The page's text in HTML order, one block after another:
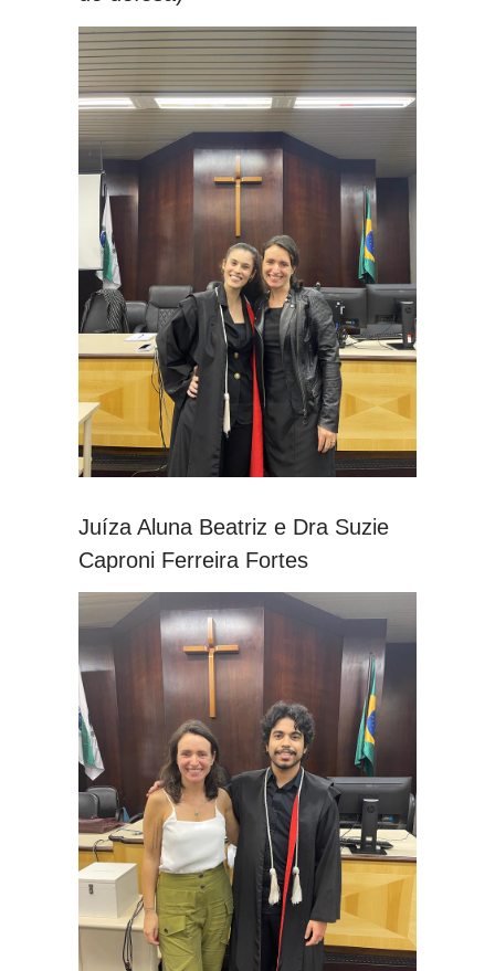
Juíza Aluna Beatriz e Dra Suzie
Caproni Ferreira Fortes